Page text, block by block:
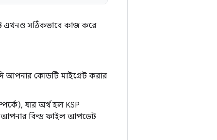
এখনও সঠিকভাবে কাজ করে
আপনার কোডটি মাইগ্রেট করার
যার অর্থ হল KSP
আপনার বিল্ড ফাইল আপডেট